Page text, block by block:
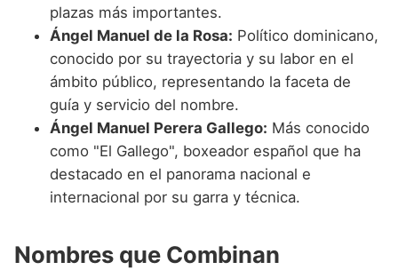
plazas más importantes.
Ángel Manuel de la Rosa: Político dominicano,
conocido por su trayectoria y su labor en el
ámbito público, representando la faceta de
guía y servicio del nombre.
Ángel Manuel Perera Gallego: Más conocido
como "El Gallego", boxeador español que ha
destacado en el panorama nacional e
internacional por su garra y técnica.
Nombres que Combinan